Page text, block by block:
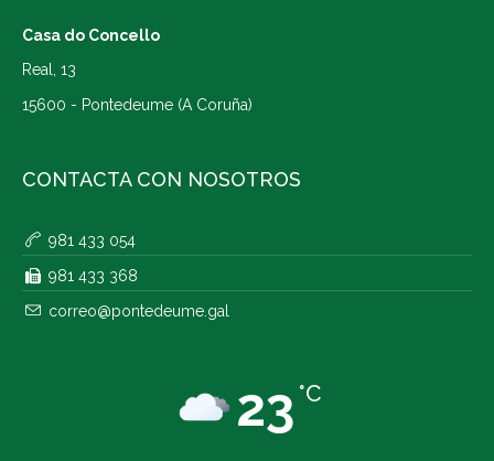
Casa do Concello
Real, 13
15600 - Pontedeume (A Coruña)
CONTACTA CON NOSOTROS
981 433 054
981 433 368
correo@pontedeume.gal
23 °C